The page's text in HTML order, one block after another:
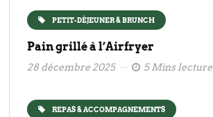
PETIT-DÉJEUNER & BRUNCH
Pain grillé à l’Airfryer
28 décembre 2025 5 Mins lecture
REPAS & ACCOMPAGNEMENTS